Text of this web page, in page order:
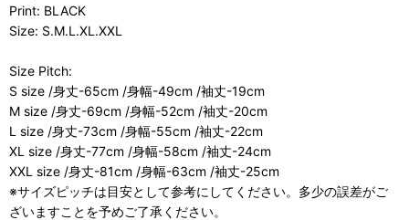
Print: BLACK
Size: S.M.L.XL.XXL
Size Pitch:
S size /身丈-65cm /身幅-49cm /袖丈-19cm
M size /身丈-69cm /身幅-52cm /袖丈-20cm
L size /身丈-73cm /身幅-55cm /袖丈-22cm
XL size /身丈-77cm /身幅-58cm /袖丈-24cm
XXL size /身丈-81cm /身幅-63cm /袖丈-25cm
※サイズピッチは目安として参考にしてください。多少の誤差がご
ざいますことを予めご了承ください。